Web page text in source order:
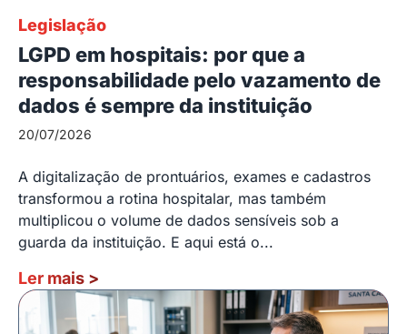
Legislação
LGPD em hospitais: por que a
responsabilidade pelo vazamento de
dados é sempre da instituição
20/07/2026
A digitalização de prontuários, exames e cadastros
transformou a rotina hospitalar, mas também
multiplicou o volume de dados sensíveis sob a
guarda da instituição. E aqui está o...
Ler mais >